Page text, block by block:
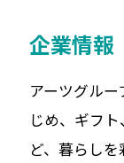
企業情報
アーツグル
じめ、ギフ
ど、 暮らしを